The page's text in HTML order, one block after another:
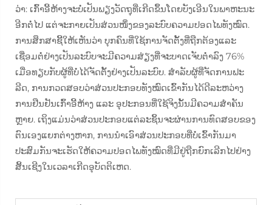
ວ່າ: ເກົ້າອີ້ຫ້າງຈະບໍ່ເປັນພຽງວັດຖຸທີ່ເກີດຂຶ້ນໂດຍບັງເອີນໃນພາຫະນະ
ອີກຕໍ່ໄປ ແຕ່ຈະກາຍເປັນສ່ວນໜຶ່ງຂອງລະບົບຄວາມປອດໄພທັງໝົດ.
ການສຶກສາຊີ້ໃຫ້ເຫັນວ່າ ບຸກຄົນທີ່ໃຊ້ການຈັດຕັ້ງທີ່ຖືກຕ້ອງແລະ
ເຊື່ອມຕໍ່ຢ່າງເປັນລະບົບຈະມີຄວາມສ່ຽງທີ່ຈະບາດເຈັບຕ່ຳລົງ 76%
ເມື່ອທຽບກັບຜູ້ທີ່ບໍ່ໄດ້ຈັດຕັ້ງຢ່າງເປັນລະບົບ. ສຳລັບຜູ້ທີ່ຈັດການຟະ
ລີດ, ການກວດສອບວ່າສ່ວນປະກອບທັງໝົດເຂົ້າກັນໄດ້ດີລະຫວ່າງ
ການຢືນຢັນເກົ້າອີ້ຫ້າງ ແລະ ອຸປະກອນທີ່ໃຊ້ຈິງນັ້ນມີຄວາມສຳຄັນ
ຫຼາຍ. ເຖິງແມ່ນວ່າສ່ວນປະກອບແຕ່ລະຊິ້ນຈະຜ່ານການທົດສອບຂອງ
ຕົນເອງແຍກຕ່າງຫາກ, ການນຳເອົາສ່ວນປະກອບທີ່ບໍ່ເຂົ້າກັນມາ
ປະສົມກັນຈະເຮັດໃຫ້ຄວາມປອດໄພທັງໝົດທີ່ມີຢູ່ຖືກຍົກເລີກໄປຢ່າງ
ສິ້ນເຊີງໃນເວລາເກີດອຸບັດຕິເຫດ.